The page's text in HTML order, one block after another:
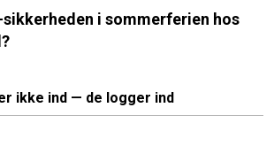
i sommerferien hos
ikke ind — de logger ind